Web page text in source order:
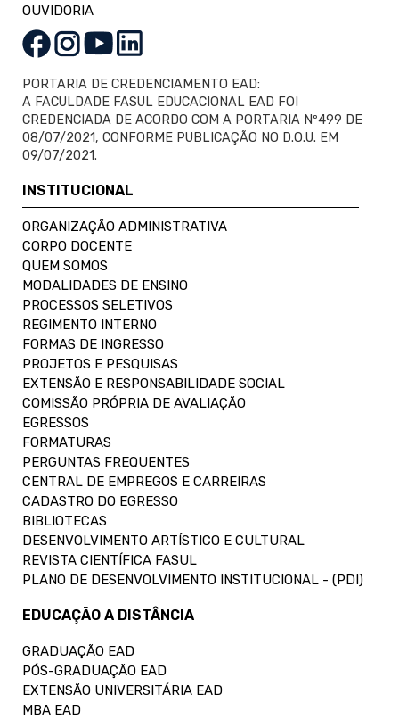
OUVIDORIA
PORTARIA DE CREDENCIAMENTO EAD:
A FACULDADE FASUL EDUCACIONAL EAD FOI
CREDENCIADA DE ACORDO COM A PORTARIA Nº499 DE
08/07/2021, CONFORME PUBLICAÇÃO NO D.O.U. EM
09/07/2021.
INSTITUCIONAL
ORGANIZAÇÃO ADMINISTRATIVA
CORPO DOCENTE
QUEM SOMOS
MODALIDADES DE ENSINO
PROCESSOS SELETIVOS
REGIMENTO INTERNO
FORMAS DE INGRESSO
PROJETOS E PESQUISAS
EXTENSÃO E RESPONSABILIDADE SOCIAL
COMISSÃO PRÓPRIA DE AVALIAÇÃO
EGRESSOS
FORMATURAS
PERGUNTAS FREQUENTES
CENTRAL DE EMPREGOS E CARREIRAS
CADASTRO DO EGRESSO
BIBLIOTECAS
DESENVOLVIMENTO ARTÍSTICO E CULTURAL
REVISTA CIENTÍFICA FASUL
PLANO DE DESENVOLVIMENTO INSTITUCIONAL - (PDI)
EDUCAÇÃO A DISTÂNCIA
GRADUAÇÃO EAD
PÓS-GRADUAÇÃO EAD
EXTENSÃO UNIVERSITÁRIA EAD
MBA EAD